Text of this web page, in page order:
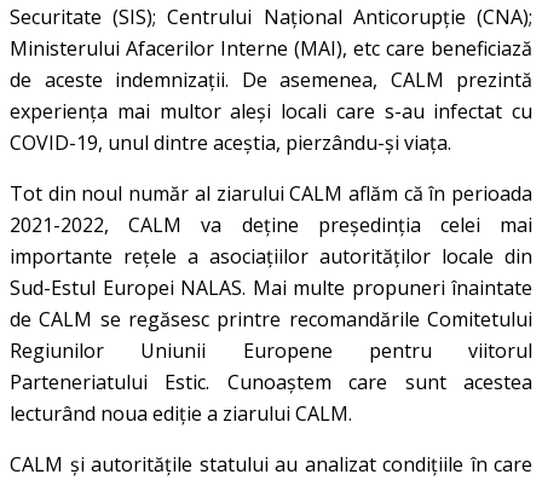
Securitate (SIS); Centrului Național Anticorupție (CNA);
Ministerului Afacerilor Interne (MAI), etc care beneficiază
de aceste indemnizații. De asemenea, CALM prezintă
experiența mai multor aleși locali care s-au infectat cu
COVID-19, unul dintre aceștia, pierzându-și viața.
Tot din noul număr al ziarului CALM aflăm că în perioada
2021-2022, CALM va deține președinția celei mai
importante rețele a asociațiilor autorităților locale din
Sud-Estul Europei NALAS. Mai multe propuneri înaintate
de CALM se regăsesc printre recomandările Comitetului
Regiunilor Uniunii Europene pentru viitorul
Parteneriatului Estic. Cunoaștem care sunt acestea
lecturând noua ediție a ziarului CALM.
CALM și autoritățile statului au analizat condițiile în care